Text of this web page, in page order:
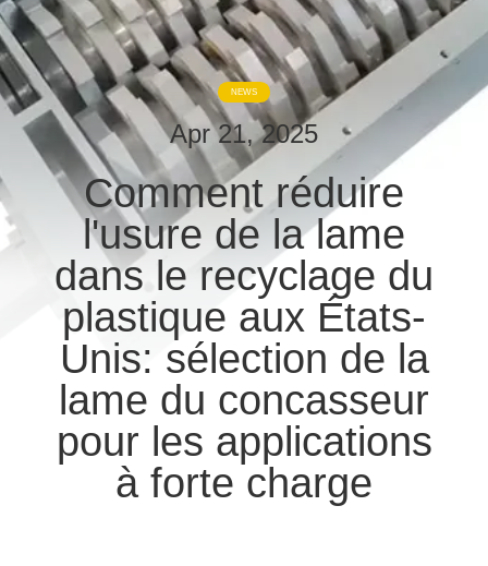
À
PROPOS
DE
NOUS
VISITE
DE
L'USINE
CONTRÔLE
QUALITÉ
NEWS
Apr 21, 2025
Comment réduire
l'usure de la lame
dans le recyclage du
plastique aux États-
Unis: sélection de la
lame du concasseur
pour les applications
à forte charge